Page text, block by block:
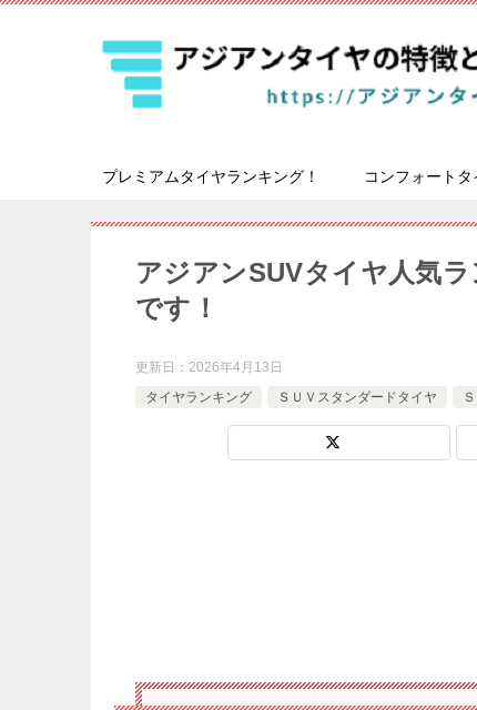
プレミアムタイヤランキング！ コンフォートタ
アジアンSUVタイヤ人気
です！
更新日： 2026年4月13日
タイヤランキング
ＳＵＶスタンダードタイヤ